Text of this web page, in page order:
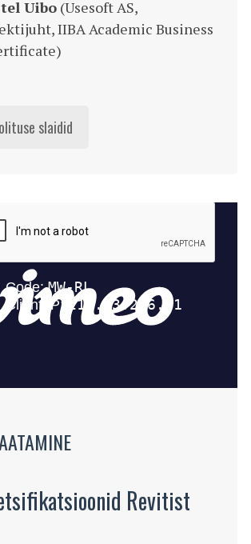
Uibo(Usesoft AS,
IIBA Academic Business
slaidid
Revitist